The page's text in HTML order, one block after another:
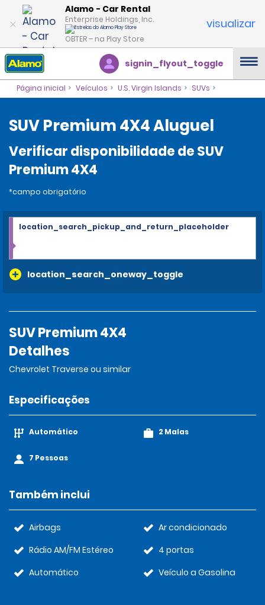
Alamo - Car Rental
Enterprise Holdings, Inc.
OBTER – na Play Store
visualizar
signin_flyout_toggle
Página inicial Veículos U.S. Virgin Islands SUVs
SUV Premium 4X4 Aluguel
Verificar disponibilidade de SUV
Premium 4X4
*campo obrigatório
location_search_oneway_toggle
location_search_pickup_and_return_placeholder
SUV Premium 4X4
Detalhes
Chevrolet Traverse ou similar
Especificações
Automático
7 Pessoas
2 Malas
Também inclui
Airbags
Rádio AM/FM Estéreo
Automático
Ar condicionado
4 portas
Veículo a Gasolina